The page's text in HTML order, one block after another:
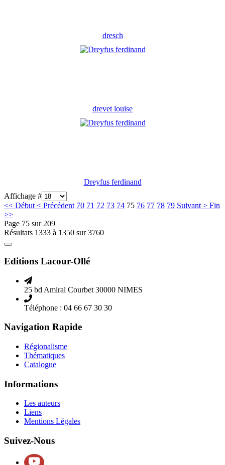
dresch
drevet louise
Dreyfus ferdinand
Affichage #
<< Début < Précédent 70 71 72 73 74 75 76 77 78 79 Suivant > Fin
>>
Page 75 sur 209
Résultats 1333 à 1350 sur 3760
Editions Lacour-Ollé
25 bd Amiral Courbet 30000 NIMES
Téléphone : 04 66 67 30 30
Navigation Rapide
Régionalisme
Thématiques
Catalogue
Informations
Les auteurs
Liens
Mentions Légales
Suivez-Nous